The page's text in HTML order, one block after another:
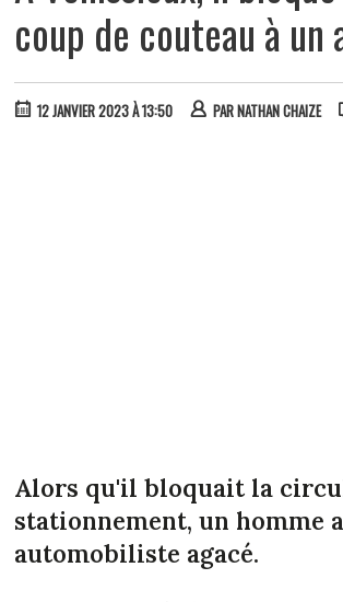
coup de couteau à
12 JANVIER 2023 À 13:50 PARNATHAN CHAIZE
Alors qu'il bloquait la
stationnement, un homme
automobiliste agacé.